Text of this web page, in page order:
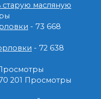
масляную
- 73 668
- 72 638
201 Просмотры